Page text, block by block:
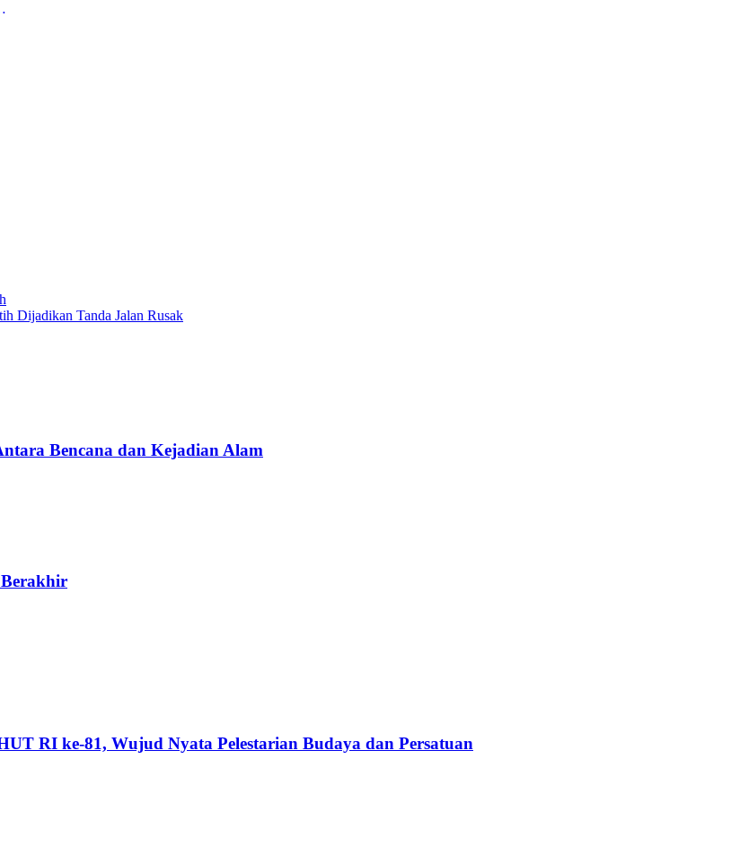
Dijadikan Tanda Jalan Rusak
Bencana dan Kejadian Alam
RI ke-81, Wujud Nyata Pelestarian Budaya dan Persatuan